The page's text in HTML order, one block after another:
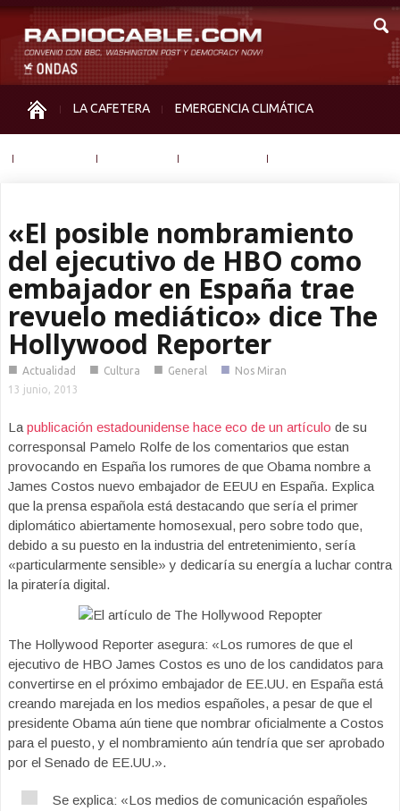
LA CAFETERA EMERGENCIA CLIMÁTICA
«El posible nombramiento
del ejecutivo de HBO como
embajador en España trae
revuelo mediático» dice The
Hollywood Reporter
■ Actualidad ■ Cultura ■ General ■ Nos Miran
13 junio, 2013
La publicación estadounidense hace eco de un artículo de su
corresponsal Pamelo Rolfe de los comentarios que estan
provocando en España los rumores de que Obama nombre a
James Costos nuevo embajador de EEUU en España. Explica
que la prensa española está destacando que sería el primer
diplomático abiertamente homosexual, pero sobre todo que,
debido a su puesto en la industria del entretenimiento, sería
«particularmente sensible» y dedicaría su energía a luchar contra
la piratería digital.
The Hollywood Reporter asegura: «Los rumores de que el
ejecutivo de HBO James Costos es uno de los candidatos para
convertirse en el próximo embajador de EE.UU. en España está
creando marejada en los medios españoles, a pesar de que el
presidente Obama aún tiene que nombrar oficialmente a Costos
para el puesto, y el nombramiento aún tendría que ser aprobado
por el Senado de EE.UU.».
Se explica: «Los medios de comunicación españoles